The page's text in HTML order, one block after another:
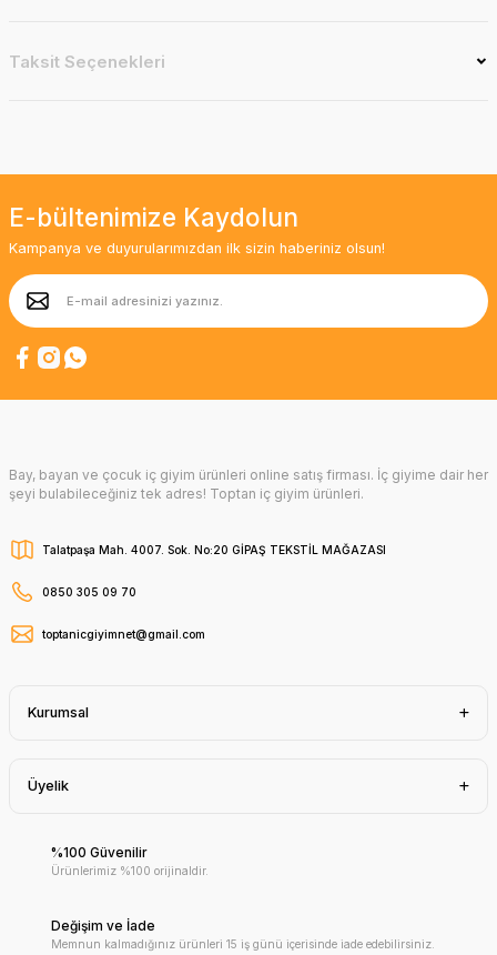
Taksit Seçenekleri
E-bültenimize Kaydolun
Kampanya ve duyurularımızdan ilk sizin haberiniz olsun!
Bay, bayan ve çocuk iç giyim ürünleri online satış firması. İç giyime dair her
şeyi bulabileceğiniz tek adres! Toptan iç giyim ürünleri.
Talatpaşa Mah. 4007. Sok. No:20 GİPAŞ TEKSTİL MAĞAZASI
0850 305 09 70
toptanicgiyimnet@gmail.com
Kurumsal
Üyelik
%100 Güvenilir
Ürünlerimiz %100 orijinaldir.
Değişim ve İade
Memnun kalmadığınız ürünleri 15 iş günü içerisinde iade edebilirsiniz.